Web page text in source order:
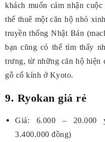
khách muốn cảm nhận
thể thuê một căn hộ nhỏ
truyền thống Nhật Bản
bạn cũng có thể tìm thấy
trưng, từ những căn hộ hiện
gỗ cổ kính ở Kyoto.
9. Ryokan giá rẻ
Giá: 6.000 – 20.000
3.400.000 đồng)